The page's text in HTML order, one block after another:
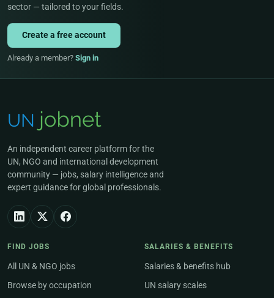
sector — tailored to your fields.
Create a free account
Already a member? Sign in
An independent career platform for the
UN, NGO and international development
community — jobs, salary intelligence and
expert guidance for global professionals.
FIND JOBS
All UN & NGO jobs
Browse by occupation
SALARIES & BENEFITS
Salaries & benefits hub
UN salary scales